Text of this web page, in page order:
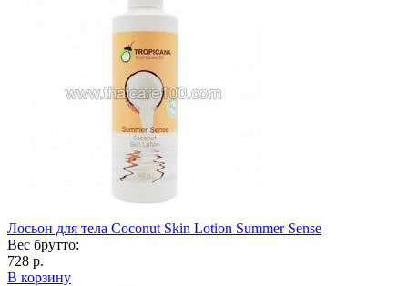
Лосьон для тела Coconut Skin Lotion Summer Sense
Вес брутто:
728 р.
В корзину